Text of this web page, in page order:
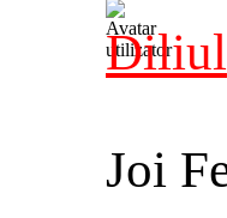
Diliul
Joi